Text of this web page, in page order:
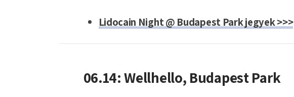
Lidocain Night @ Budapest Park jegyek >>>
06.14: Wellhello, Budapest Park